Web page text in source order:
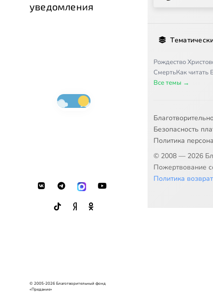
уведомления
© 2005-2026 Благотворительный фонд
«Предание»
Рождество
СмертьКак читать
Все темы →
Безопасность
Политика
© 2008 — 2026
Пожертвование
Политика